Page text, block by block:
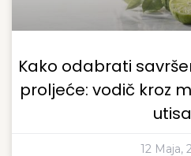
Kako odabrati
proljeće: vodič kroz
12 Maja,